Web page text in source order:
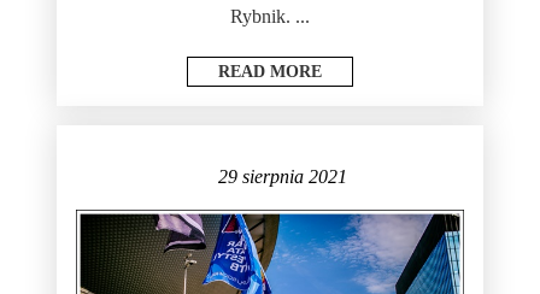
Rybnik. ...
READ MORE
29 sierpnia 2021